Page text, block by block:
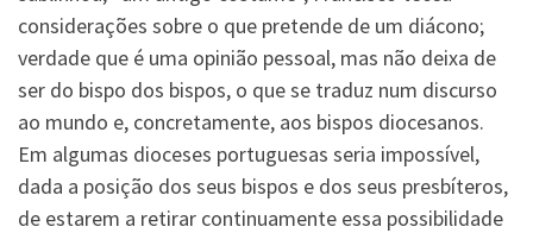
considerações sobre o que pretende de um diácono;
verdade que é uma opinião pessoal, mas não deixa de
ser do bispo dos bispos, o que se traduz num discurso
ao mundo e, concretamente, aos bispos diocesanos.
Em algumas dioceses portuguesas seria impossível,
dada a posição dos seus bispos e dos seus presbíteros,
de estarem a retirar continuamente essa possibilidade